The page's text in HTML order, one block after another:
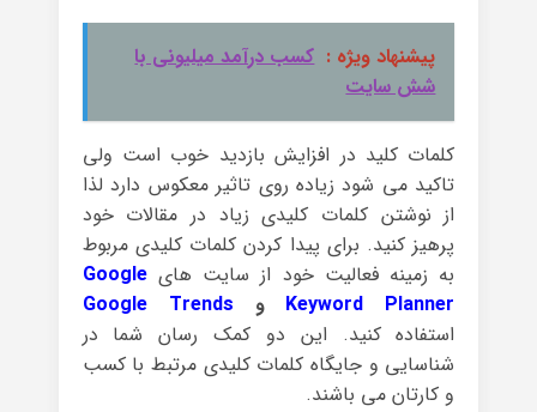
پیشنهاد ویژه : کسب درآمد میلیونی با
شش سایت
کلمات کلید در افزایش بازدید خوب است ولی
تاکید می شود زیاده روی تاثیر معکوس دارد لذا
از نوشتن کلمات کلیدی زیاد در مقالات خود
پرهیز کنید. برای پیدا کردن کلمات کلیدی مربوط
به زمینه فعالیت خود از سایت های Google
Keyword Planner و Google Trends
استفاده کنید. این دو کمک رسان شما در
شناسایی و جایگاه کلمات کلیدی مرتبط با کسب
و کارتان می باشند.